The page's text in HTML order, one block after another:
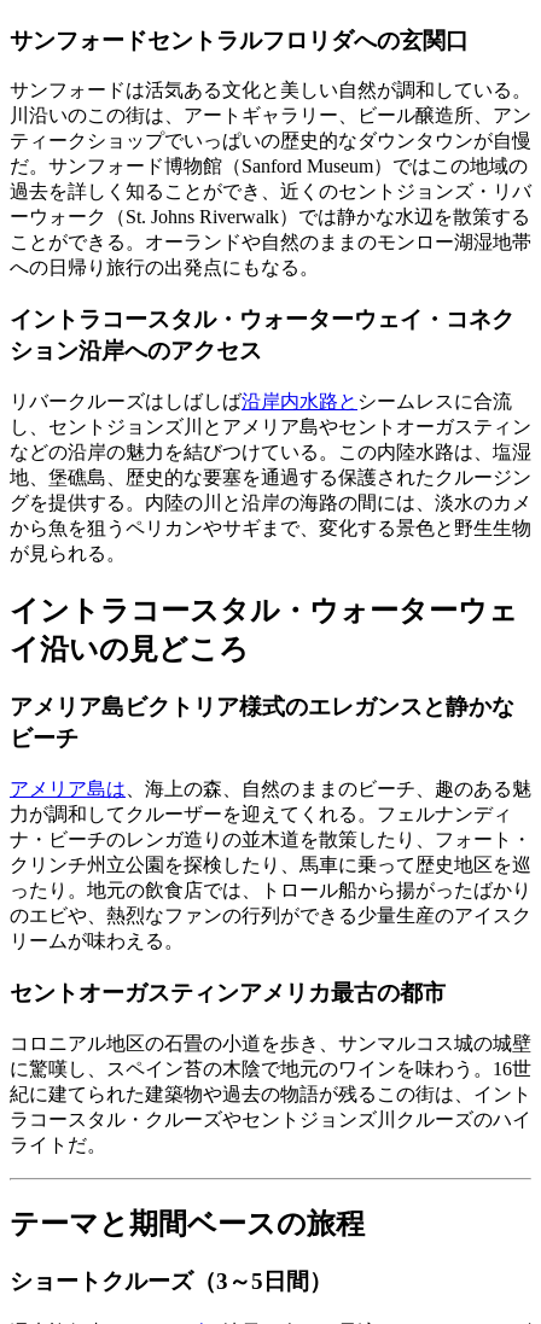
サンフォードセントラルフロリダへの玄関口
サンフォードは活気ある文化と美しい自然が調和している。
川沿いのこの街は、アートギャラリー、ビール醸造所、アン
ティークショップでいっぱいの歴史的なダウンタウンが自慢
だ。サンフォード博物館（Sanford Museum）ではこの地域の
過去を詳しく知ることができ、近くのセントジョンズ・リバ
ーウォーク（St. Johns Riverwalk）では静かな水辺を散策する
ことができる。オーランドや自然のままのモンロー湖湿地帯
への日帰り旅行の出発点にもなる。
イントラコースタル・ウォーターウェイ・コネク
ション沿岸へのアクセス
リバークルーズはしばしば沿岸内水路と シームレスに合流
し、セントジョンズ川とアメリア島やセントオーガスティン
などの沿岸の魅力を結びつけている。この内陸水路は、塩湿
地、堡礁島、歴史的な要塞を通過する保護されたクルージン
グを提供する。内陸の川と沿岸の海路の間には、淡水のカメ
から魚を狙うペリカンやサギまで、変化する景色と野生生物
が見られる。
イントラコースタル・ウォーターウェ
イ沿いの見どころ
アメリア島ビクトリア様式のエレガンスと静かな
ビーチ
アメリア島は 、海上の森、自然のままのビーチ、趣のある魅
力が調和してクルーザーを迎えてくれる。フェルナンディ
ナ・ビーチのレンガ造りの並木道を散策したり、フォート・
クリンチ州立公園を探検したり、馬車に乗って歴史地区を巡
ったり。地元の飲食店では、トロール船から揚がったばかり
のエビや、熱烈なファンの行列ができる少量生産のアイスク
リームが味わえる。
セントオーガスティンアメリカ最古の都市
コロニアル地区の石畳の小道を歩き、サンマルコス城の城壁
に驚嘆し、スペイン苔の木陰で地元のワインを味わう。16世
紀に建てられた建築物や過去の物語が残るこの街は、イント
ラコースタル・クルーズやセントジョンズ川クルーズのハイ
ライトだ。
テーマと期間ベースの旅程
ショートクルーズ（3～5日間）